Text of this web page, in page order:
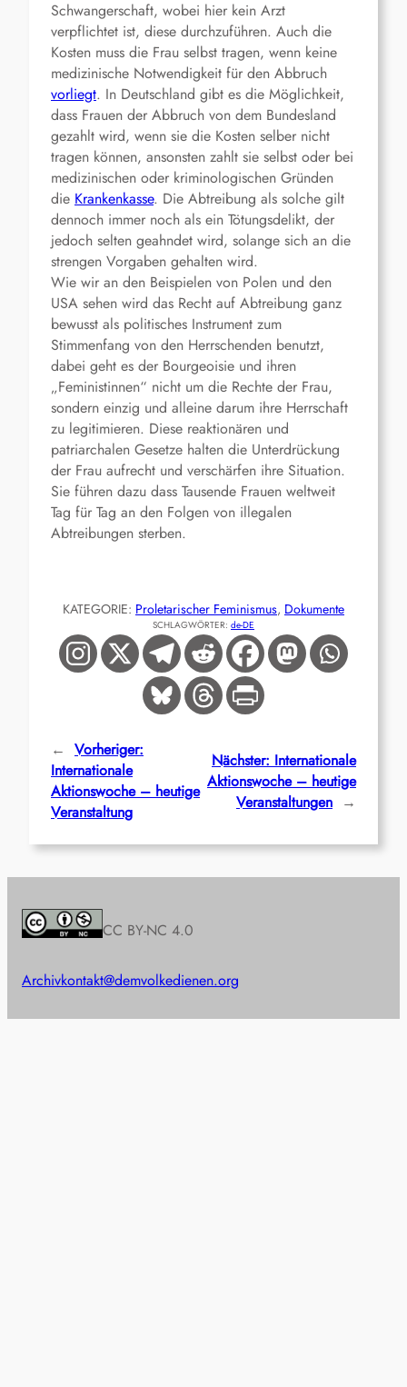
Schwangerschaft, wobei hier kein Arzt
verpflichtet ist, diese durchzuführen. Auch die
Kosten muss die Frau selbst tragen, wenn keine
medizinische Notwendigkeit für den Abbruch
vorliegt. In Deutschland gibt es die Möglichkeit,
dass Frauen der Abbruch von dem Bundesland
gezahlt wird, wenn sie die Kosten selber nicht
tragen können, ansonsten zahlt sie selbst oder bei
medizinischen oder kriminologischen Gründen
die Krankenkasse. Die Abtreibung als solche gilt
dennoch immer noch als ein Tötungsdelikt, der
jedoch selten geahndet wird, solange sich an die
strengen Vorgaben gehalten wird.
Wie wir an den Beispielen von Polen und den
USA sehen wird das Recht auf Abtreibung ganz
bewusst als politisches Instrument zum
Stimmenfang von den Herrschenden benutzt,
dabei geht es der Bourgeoisie und ihren
„Feministinnen“ nicht um die Rechte der Frau,
sondern einzig und alleine darum ihre Herrschaft
zu legitimieren. Diese reaktionären und
patriarchalen Gesetze halten die Unterdrückung
der Frau aufrecht und verschärfen ihre Situation.
Sie führen dazu dass Tausende Frauen weltweit
Tag für Tag an den Folgen von illegalen
Abtreibungen sterben.
KATEGORIE: Proletarischer Feminismus, Dokumente
SCHLAGWÖRTER: de-DE
← Vorheriger:
Internationale
Aktionswoche – heutige
Veranstaltung
Nächster: Internationale
Aktionswoche – heutige
Veranstaltungen →
CC BY-NC 4.0
Archivkontakt@demvolkedienen.org